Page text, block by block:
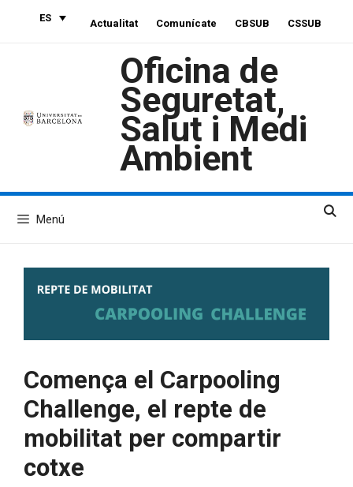
ES Actualitat Comunícate CBSUB CSSUB
Oficina de
Seguretat,
Salut i Medi
Ambient
Menú
Comença el Carpooling
Challenge, el repte de
mobilitat per compartir
cotxe